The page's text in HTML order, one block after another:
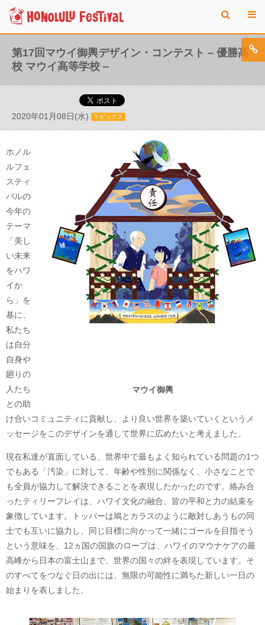
第17回マウイ御輿デザイン・コンテスト – 優勝高
校 マウイ高等学校 ‒
2020年01月08日(水) トピックス
マウイ御輿
ホノル
ルフェ
スティ
バルの
今年の
テーマ
「美し
い未来
をハワ
イか
ら」を
基に、
私たち
は自分
自身や
廻りの
人たち
との助
け合いコミュニティに貢献し、より良い世界を築いていくというメ
ッセージをこのデザインを通して世界に広めたいと考えました。
現在私達が直面している、世界中で最もよく知られている問題の1つ
でもある「汚染」に対して、年齢や性別に関係なく、小さなことで
も全員が協力して解決できることを表現したかったのです。絡み合
ったティリーフレイは、ハワイ文化の融合、皆の平和と力の結束を
象徴しています。トッパーは鳩とカラスのように敵対しあうもの同
士でも互いに協力し、同じ目標に向かって一緒にゴールを目指そう
という意味を、12ヵ国の国旗のロープは、ハワイのマウナケアの最
高峰から日本の富士山まで、世界の国々の絆を表現しています。そ
のすべてをつなぐ日の出には、無限の可能性に満ちた新しい一日の
始まりを表しました。